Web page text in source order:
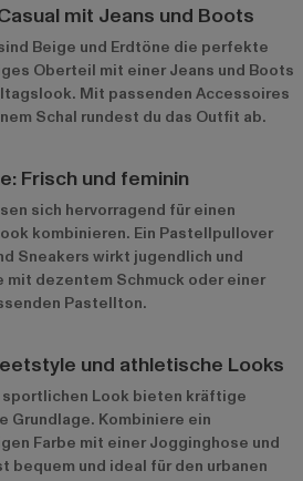
mit Jeans und Boots
Beige und Erdtöne die perfekte
Oberteil mit einer Jeans und Boots
Mit passenden Accessoires
Schal rundest du das Outfit ab.
Frisch und feminin
sich hervorragend für einen
kombinieren. Ein Pastellpullover
Sneakers wirkt jugendlich und
dezentem Schmuck oder einer
Pastellton.
und athletische Looks
sportlichen Look bieten kräftige
Grundlage. Kombiniere ein
Farbe mit einer Jogginghose und
bequem und ideal für den urbanen